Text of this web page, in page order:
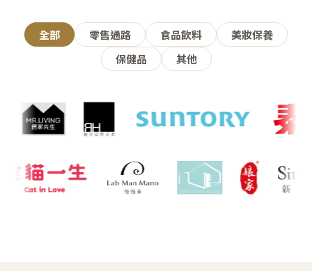
全部 零售通路 食品飲料
美妝保養
保健品
其他